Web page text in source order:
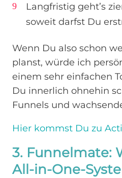
Langfristig geht’s
soweit darfst Du
Wenn Du also schon
planst, würde ich
einem sehr einfachen
Du innerlich ohnehin
Funnels und
Hier kommst Du zu
3. Funnelmate:
All-in-One-